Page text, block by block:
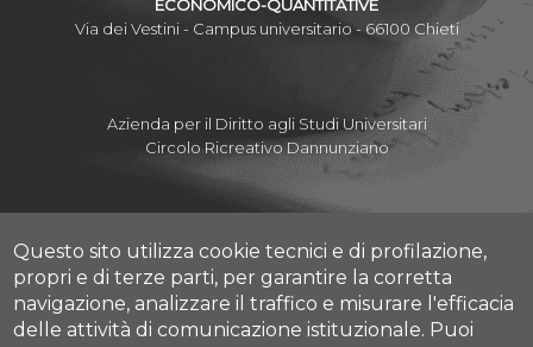
ECONOMICO-QUANTITATIVE
Via dei Vestini - Campus universitario - 66100 Chieti
Azienda per il Diritto agli Studi Universitari
Circolo Ricreativo Dannunziano
Albo Pretorio Online
Amministrazione Trasparente
Mettiamoci la Faccia
Fatturazione elettronica
Questo sito utilizza cookie tecnici e di profilazione,
propri e di terze parti, per garantire la corretta
navigazione, analizzare il traffico e misurare l'efficacia
delle attività di comunicazione istituzionale. Puoi